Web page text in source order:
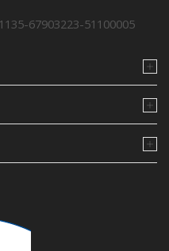
67903223-51100005